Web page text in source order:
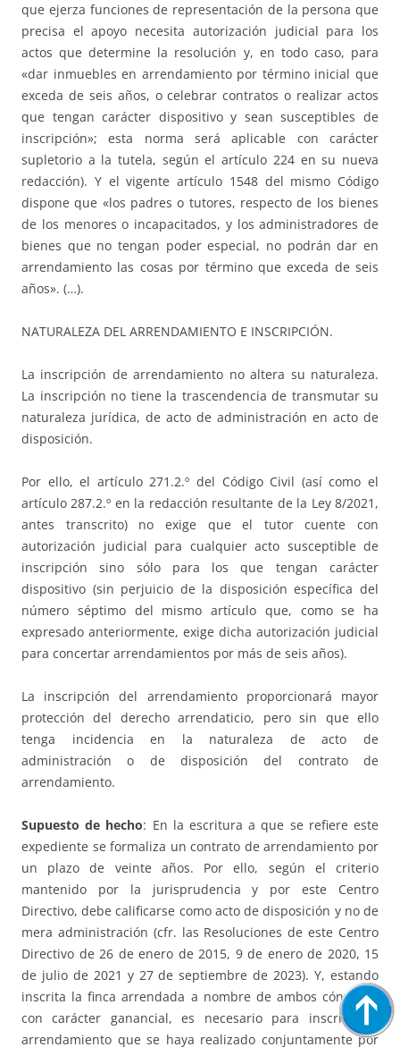
que ejerza funciones de representación de la persona que
precisa el apoyo necesita autorización judicial para los
actos que determine la resolución y, en todo caso, para
«dar inmuebles en arrendamiento por término inicial que
exceda de seis años, o celebrar contratos o realizar actos
que tengan carácter dispositivo y sean susceptibles de
inscripción»; esta norma será aplicable con carácter
supletorio a la tutela, según el artículo 224 en su nueva
redacción). Y el vigente artículo 1548 del mismo Código
dispone que «los padres o tutores, respecto de los bienes
de los menores o incapacitados, y los administradores de
bienes que no tengan poder especial, no podrán dar en
arrendamiento las cosas por término que exceda de seis
años». (…).
NATURALEZA DEL ARRENDAMIENTO E INSCRIPCIÓN.
La inscripción de arrendamiento no altera su naturaleza.
La inscripción no tiene la trascendencia de transmutar su
naturaleza jurídica, de acto de administración en acto de
disposición.
Por ello, el artículo 271.2.º del Código Civil (así como el
artículo 287.2.º en la redacción resultante de la Ley 8/2021,
antes transcrito) no exige que el tutor cuente con
autorización judicial para cualquier acto susceptible de
inscripción sino sólo para los que tengan carácter
dispositivo (sin perjuicio de la disposición específica del
número séptimo del mismo artículo que, como se ha
expresado anteriormente, exige dicha autorización judicial
para concertar arrendamientos por más de seis años).
La inscripción del arrendamiento proporcionará mayor
protección del derecho arrendaticio, pero sin que ello
tenga incidencia en la naturaleza de acto de
administración o de disposición del contrato de
arrendamiento.
Supuesto de hecho: En la escritura a que se refiere este
expediente se formaliza un contrato de arrendamiento por
un plazo de veinte años. Por ello, según el criterio
mantenido por la jurisprudencia y por este Centro
Directivo, debe calificarse como acto de disposición y no de
mera administración (cfr. las Resoluciones de este Centro
Directivo de 26 de enero de 2015, 9 de enero de 2020, 15
de julio de 2021 y 27 de septiembre de 2023). Y, estando
inscrita la finca arrendada a nombre de ambos cónyuges
con carácter ganancial, es necesario para inscribir el
arrendamiento que se haya realizado conjuntamente por